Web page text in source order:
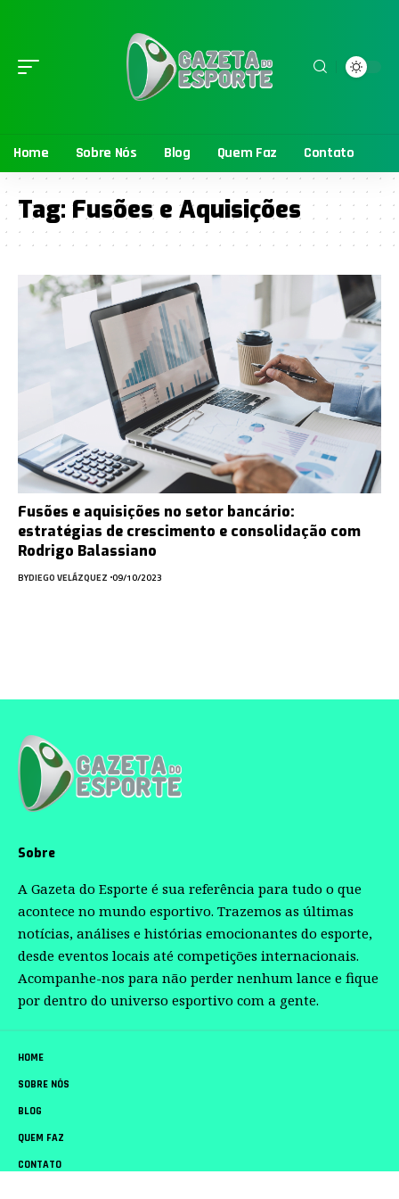
Home Sobre Nós Blog Quem Faz Contato
Tag: Fusões e Aquisições
Fusões e aquisições no setor bancário:
estratégias de crescimento e consolidação com
Rodrigo Balassiano
BYDIEGO VELÁZQUEZ 09/10/2023
Sobre
A Gazeta do Esporte é sua referência para tudo o que
acontece no mundo esportivo. Trazemos as últimas
notícias, análises e histórias emocionantes do esporte,
desde eventos locais até competições internacionais.
Acompanhe-nos para não perder nenhum lance e fique
por dentro do universo esportivo com a gente.
HOME
SOBRE NÓS
BLOG
QUEM FAZ
CONTATO